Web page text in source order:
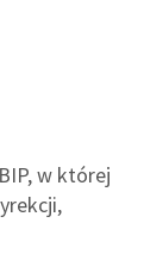
w której